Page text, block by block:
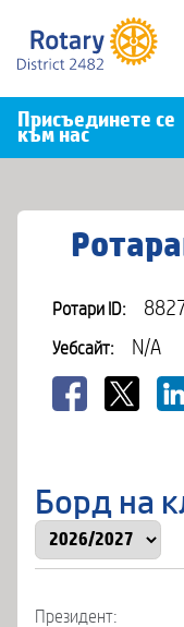
Присъединете се
към нас
Ротари ID:
Уебсайт: N/A
Борд на
Президент: